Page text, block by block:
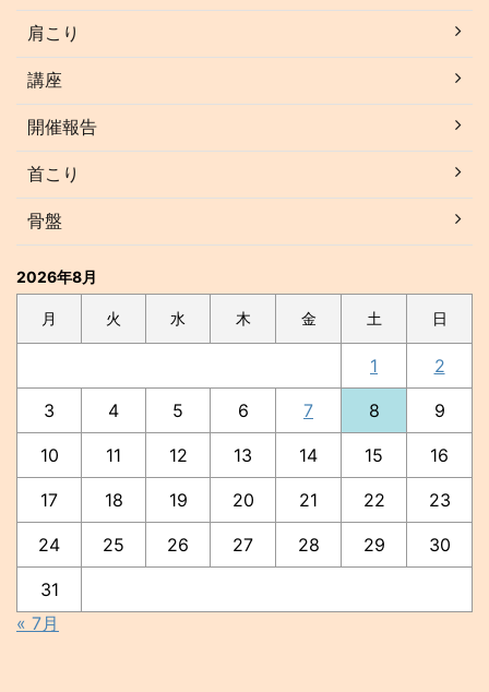
肩こり
講座
開催報告
首こり
骨盤
2026年8月
月 火 水 木 金 土 日
1 2
3 4 5 6 7 8 9
10 11 12 13 14 15 16
17 18 19 20 21 22 23
24 25 26 27 28 29 30
31
« 7月